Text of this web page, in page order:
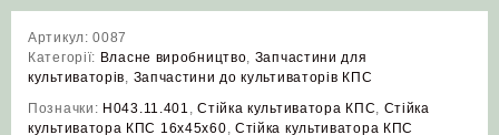
Артикул:0087
Категорії: Власне виробництво, Запчастини для
культиваторів, Запчастини до культиваторів КПС
Позначки: Н043.11.401 ,Стійка культиватора КПС, Стійка
культиватора КПС 16х45х60, Стійка культиватора КПС